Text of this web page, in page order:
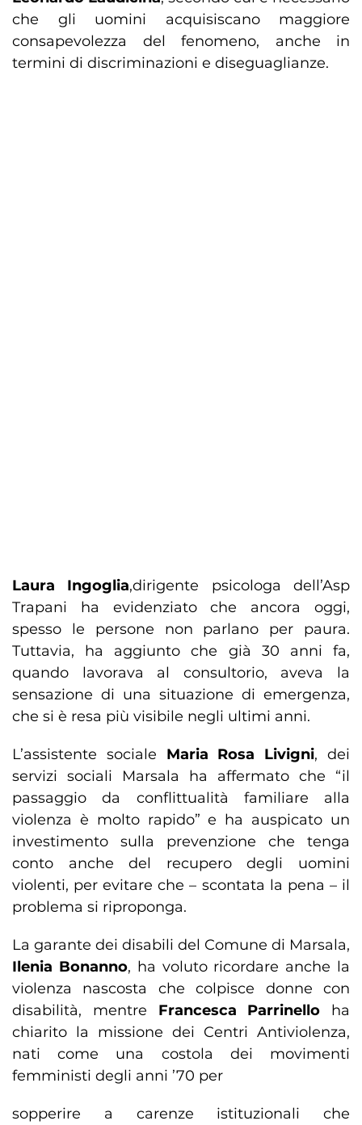
che gli uomini acquisiscano maggiore
consapevolezza del fenomeno, anche in
termini di discriminazioni e diseguaglianze.
Laura Ingoglia,dirigente psicologa dell’Asp
Trapani ha evidenziato che ancora oggi,
spesso le persone non parlano per paura.
Tuttavia, ha aggiunto che già 30 anni fa,
quando lavorava al consultorio, aveva la
sensazione di una situazione di emergenza,
che si è resa più visibile negli ultimi anni.
L’assistente sociale Maria Rosa Livigni, dei
servizi sociali Marsala ha affermato che “il
passaggio da conflittualità familiare alla
violenza è molto rapido” e ha auspicato un
investimento sulla prevenzione che tenga
conto anche del recupero degli uomini
violenti, per evitare che – scontata la pena – il
problema si riproponga.
La garante dei disabili del Comune di Marsala,
Ilenia Bonanno, ha voluto ricordare anche la
violenza nascosta che colpisce donne con
disabilità, mentre Francesca Parrinello ha
chiarito la missione dei Centri Antiviolenza,
nati come una costola dei movimenti
femministi degli anni ’70 per
sopperire a carenze istituzionali che